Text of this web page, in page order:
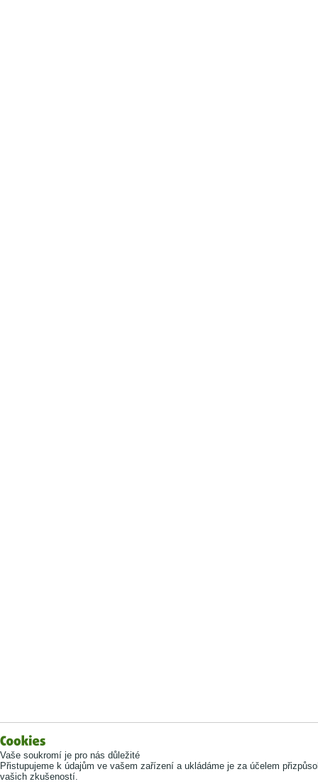
Vaše soukromí je pro nás důležité
Přistupujeme k údajům ve vašem zařízení a ukládáme je za účelem
vašich zkušeností.